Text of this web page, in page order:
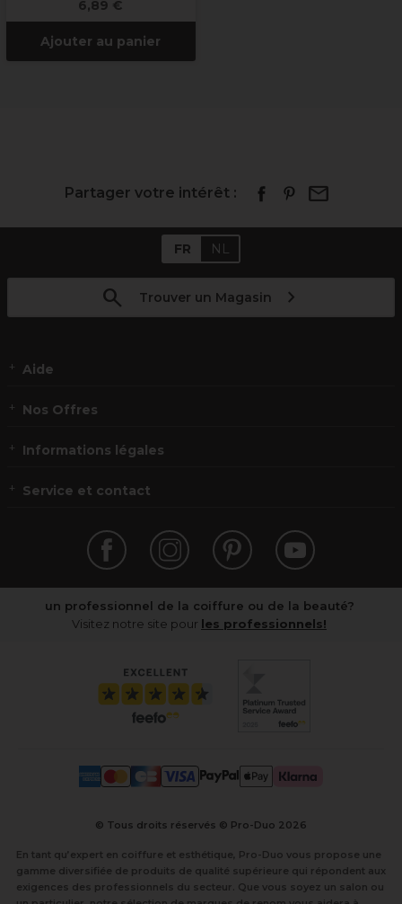
6,89 €
Ajouter au panier
Partager votre intérêt :
FR NL
Trouver un Magasin
Aide
Nos Offres
Informations légales
Service et contact
un professionnel de la coiffure ou de la beauté?
Visitez notre site pour les professionnels!
© Tous droits réservés © Pro-Duo 2026
En tant qu’expert en coiffure et esthétique, Pro-Duo vous propose une
gamme diversifiée de produits de qualité supérieure qui répondent aux
exigences des professionnels du secteur. Que vous soyez un salon ou